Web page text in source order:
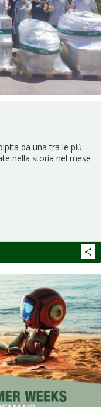
da una tra le più
nella storia nel mese